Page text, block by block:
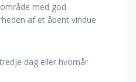
med god
af et åbent vindue
dag eller hvornår